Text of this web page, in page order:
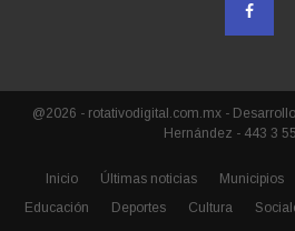
@2026 - rotativodigital.com.mx -
Hernández - 443 3
Inicio Últimas noticias Municipios
Educación
Deportes Cultura